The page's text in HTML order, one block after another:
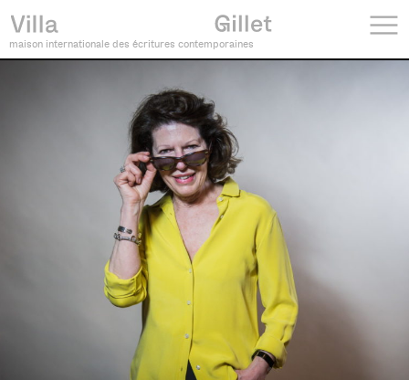
maison internationale des écritures contemporaines